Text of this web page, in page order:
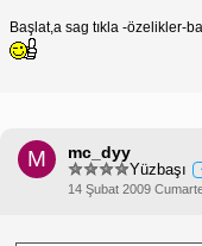
Başlat,a sag tıkla -özelikler-
M mc_dyy
Yüzbaşı
14 Şubat 2009